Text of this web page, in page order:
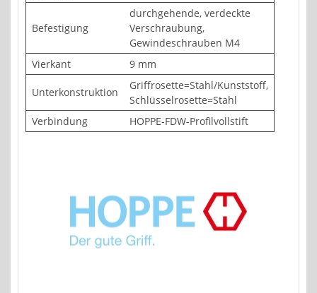
Befestigung
durchgehende, verdeckte
Verschraubung,
Gewindeschrauben M4
Vierkant
9 mm
Unterkonstruktion
Griffrosette=Stahl/Kunststoff,
Schlüsselrosette=Stahl
Verbindung
HOPPE-FDW-Profilvollstift